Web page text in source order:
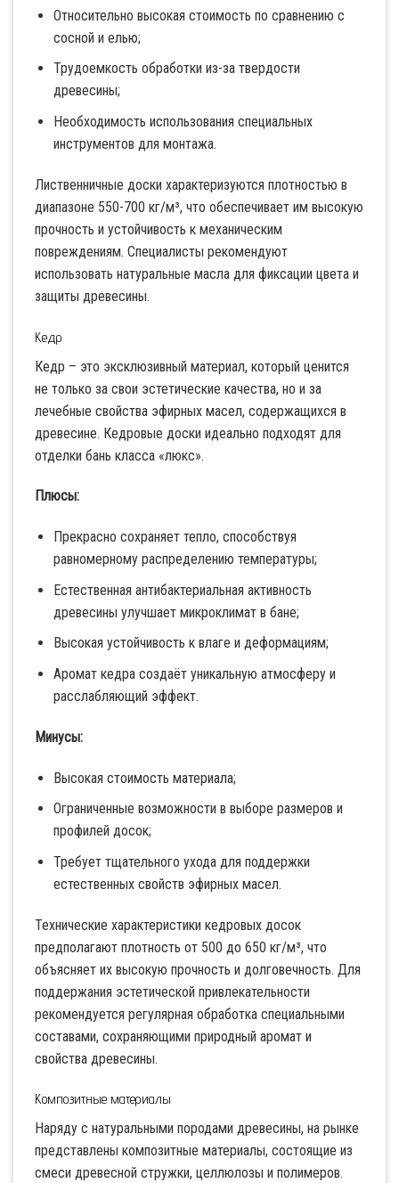
Относительно высокая стоимость по сравнению с
сосной и елью;
Трудоемкость обработки из-за твердости
древесины;
Необходимость использования специальных
инструментов для монтажа.
Лиственничные доски характеризуются плотностью в
диапазоне 550-700 кг/м³, что обеспечивает им высокую
прочность и устойчивость к механическим
повреждениям. Специалисты рекомендуют
использовать натуральные масла для фиксации цвета и
защиты древесины.
Кедр
Кедр – это эксклюзивный материал, который ценится
не только за свои эстетические качества, но и за
лечебные свойства эфирных масел, содержащихся в
древесине. Кедровые доски идеально подходят для
отделки бань класса «люкс».
Плюсы:
Прекрасно сохраняет тепло, способствуя
равномерному распределению температуры;
Естественная антибактериальная активность
древесины улучшает микроклимат в бане;
Высокая устойчивость к влаге и деформациям;
Аромат кедра создаёт уникальную атмосферу и
расслабляющий эффект.
Минусы:
Высокая стоимость материала;
Ограниченные возможности в выборе размеров и
профилей досок;
Требует тщательного ухода для поддержки
естественных свойств эфирных масел.
Технические характеристики кедровых досок
предполагают плотность от 500 до 650 кг/м³, что
объясняет их высокую прочность и долговечность. Для
поддержания эстетической привлекательности
рекомендуется регулярная обработка специальными
составами, сохраняющими природный аромат и
свойства древесины.
Композитные материалы
Наряду с натуральными породами древесины, на рынке
представлены композитные материалы, состоящие из
смеси древесной стружки, целлюлозы и полимеров.